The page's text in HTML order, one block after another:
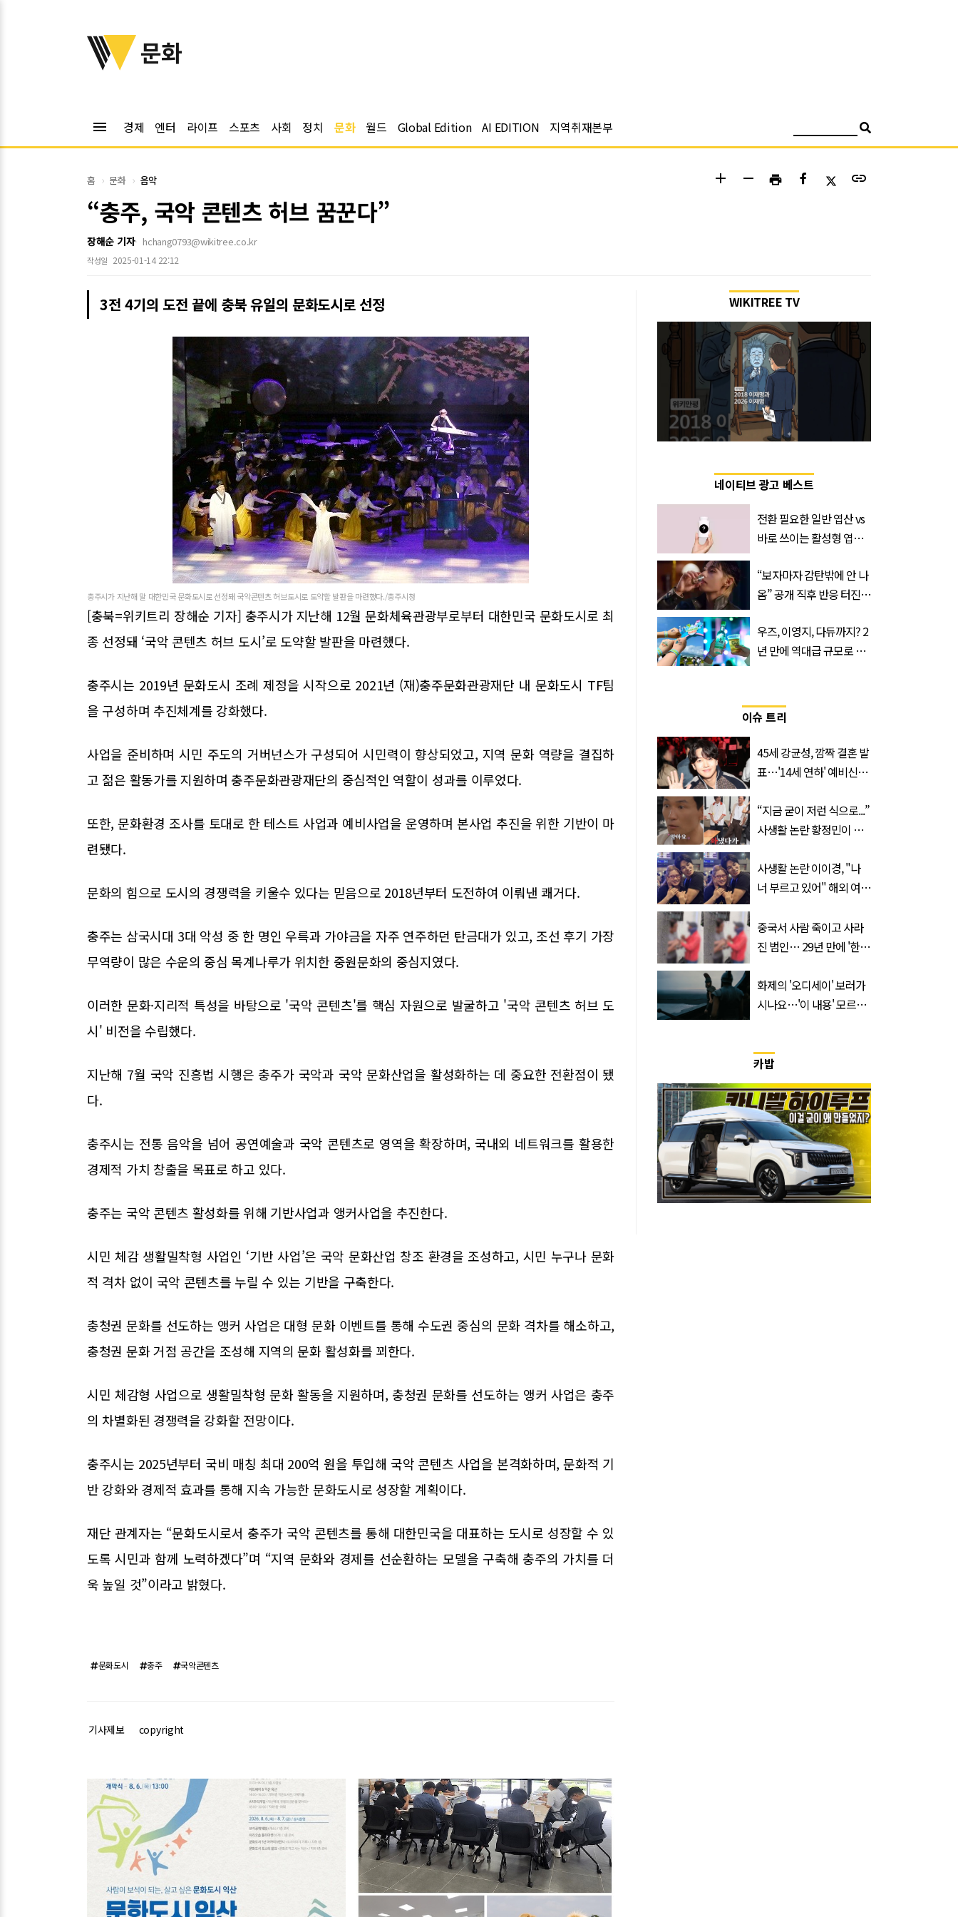
위키트리
문화
menu 경제 엔터 라이프 스포츠 사회 정치 문화 월드 Global Edition AI EDITION 지역취재본부
홈 문화 음악 add remove print link
“충주, 국악 콘텐츠 허브 꿈꾼다”
장해순 기자 hchang0793@wikitree.co.kr
작성일 2025-01-14 22:12
3전 4기의 도전 끝에 충북 유일의 문화도시로 선정
충주시가 지난해 말 대한민국 문화도시로 선정돼 국악콘텐츠 허브도시로 도약할 발판을 마련했다./충주시청
[충북=위키트리 장해순 기자] 충주시가 지난해 12월 문화체육관광부로부터 대한민국 문화도시로 최
종 선정돼 ‘국악 콘텐츠 허브 도시’로 도약할 발판을 마련했다.
충주시는 2019년 문화도시 조례 제정을 시작으로 2021년 (재)충주문화관광재단 내 문화도시 TF팀
을 구성하며 추진체계를 강화했다.
사업을 준비하며 시민 주도의 거버넌스가 구성되어 시민력이 향상되었고, 지역 문화 역량을 결집하
고 젊은 활동가를 지원하며 충주문화관광재단의 중심적인 역할이 성과를 이루었다.
또한, 문화환경 조사를 토대로 한 테스트 사업과 예비사업을 운영하며 본사업 추진을 위한 기반이 마
련됐다.
문화의 힘으로 도시의 경쟁력을 키울수 있다는 믿음으로 2018년부터 도전하여 이뤄낸 쾌거다.
충주는 삼국시대 3대 악성 중 한 명인 우륵과 가야금을 자주 연주하던 탄금대가 있고, 조선 후기 가장
무역량이 많은 수운의 중심 목계나루가 위치한 중원문화의 중심지였다.
이러한 문화·지리적 특성을 바탕으로 '국악 콘텐츠'를 핵심 자원으로 발굴하고 '국악 콘텐츠 허브 도
시' 비전을 수립했다.
지난해 7월 국악 진흥법 시행은 충주가 국악과 국악 문화산업을 활성화하는 데 중요한 전환점이 됐
다.
충주시는 전통 음악을 넘어 공연예술과 국악 콘텐츠로 영역을 확장하며, 국내외 네트워크를 활용한
경제적 가치 창출을 목표로 하고 있다.
충주는 국악 콘텐츠 활성화를 위해 기반사업과 앵커사업을 추진한다.
시민 체감 생활밀착형 사업인 ‘기반 사업’은 국악 문화산업 창조 환경을 조성하고, 시민 누구나 문화
적 격차 없이 국악 콘텐츠를 누릴 수 있는 기반을 구축한다.
충청권 문화를 선도하는 앵커 사업은 대형 문화 이벤트를 통해 수도권 중심의 문화 격차를 해소하고,
충청권 문화 거점 공간을 조성해 지역의 문화 활성화를 꾀한다.
시민 체감형 사업으로 생활밀착형 문화 활동을 지원하며, 충청권 문화를 선도하는 앵커 사업은 충주
의 차별화된 경쟁력을 강화할 전망이다.
충주시는 2025년부터 국비 매칭 최대 200억 원을 투입해 국악 콘텐츠 사업을 본격화하며, 문화적 기
반 강화와 경제적 효과를 통해 지속 가능한 문화도시로 성장할 계획이다.
재단 관계자는 “문화도시로서 충주가 국악 콘텐츠를 통해 대한민국을 대표하는 도시로 성장할 수 있
도록 시민과 함께 노력하겠다”며 “지역 문화와 경제를 선순환하는 모델을 구축해 충주의 가치를 더
욱 높일 것”이라고 밝혔다.
문화도시 충주 국악콘텐츠
기사제보 copyright
관련기사
WIKITREE TV
네이티브 광고 베스트
전환 필요한 일반 엽산 vs
바로 쓰이는 활성형 엽
‘Quatrefolic®’ 주목
“보자마자 감탄밖에 안 나
옴” 공개 직후 반응 터진
우즈, 이영지, 다듀까지? 2
년 만에 역대급 규모로 돌
이슈 트리
45세 강균성, 깜짝 결혼 발
표…'14세 연하' 예비신부
“지금 굳이 저런 식으로...”
사생활 논란 황정민이 곧
사생활 논란 이이경, "나
너 부르고 있어" 해외 여배
중국서 사람 죽이고 사라
진 범인… 29년 만에 '한
화제의 '오디세이' 보러가
시나요…'이 내용' 모르고
카밥